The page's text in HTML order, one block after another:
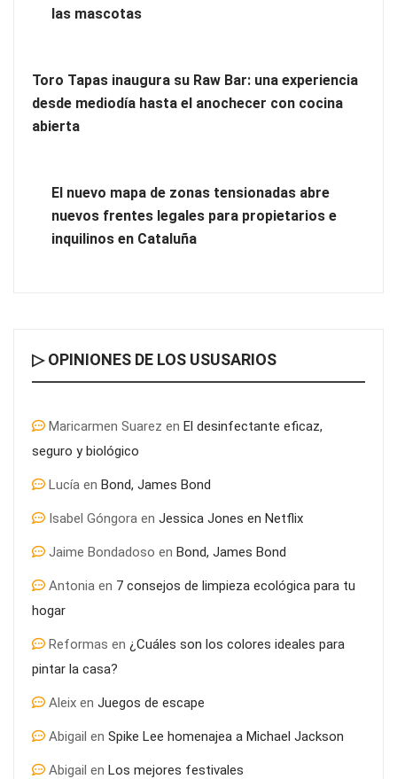
las mascotas
Toro Tapas inaugura su Raw Bar: una experiencia
desde mediodía hasta el anochecer con cocina
abierta
El nuevo mapa de zonas tensionadas abre
nuevos frentes legales para propietarios e
inquilinos en Cataluña
▷ OPINIONES DE LOS USUSARIOS
Maricarmen Suarez en El desinfectante eficaz,
seguro y biológico
Lucía en Bond, James Bond
Isabel Góngora en Jessica Jones en Netflix
Jaime Bondadoso en Bond, James Bond
Antonia en 7 consejos de limpieza ecológica para tu
hogar
Reformas en ¿Cuáles son los colores ideales para
pintar la casa?
Aleix en Juegos de escape
Abigail en Spike Lee homenajea a Michael Jackson
Abigail en Los mejores festivales